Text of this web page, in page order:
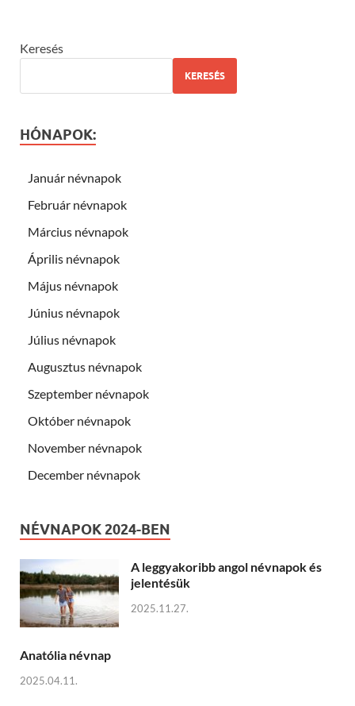
Keresés
KERESÉS
HÓNAPOK:
Január névnapok
Február névnapok
Március névnapok
Április névnapok
Május névnapok
Június névnapok
Július névnapok
Augusztus névnapok
Szeptember névnapok
Október névnapok
November névnapok
December névnapok
NÉVNAPOK 2024-BEN
A leggyakoribb angol névnapok és
jelentésük
2025.11.27.
Anatólia névnap
2025.04.11.